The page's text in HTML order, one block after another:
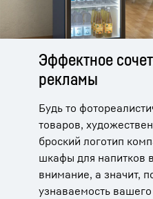
Эффектное
рекламы
Будь то
товаров,
броский логотип
шкафы для напитков
внимание, а значит,
узнаваемость